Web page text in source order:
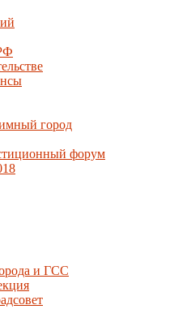
город
форум
и ГСС